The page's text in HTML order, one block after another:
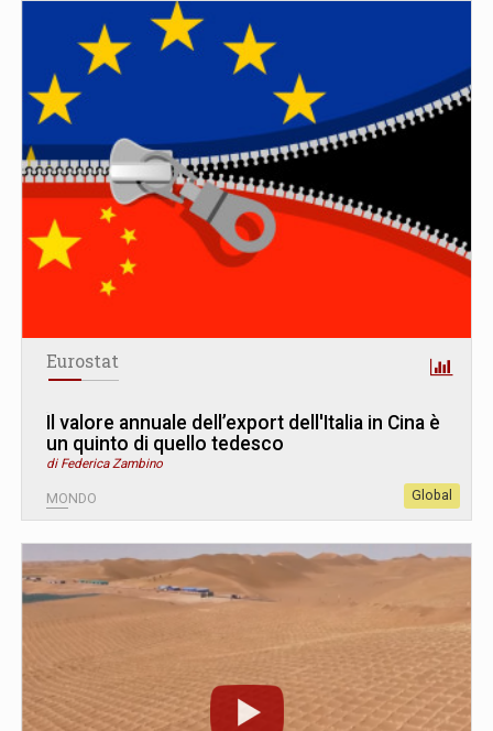
Eurostat
Il valore annuale dell’export dell'Italia in Cina è
un quinto di quello tedesco
di Federica Zambino
MONDO Global